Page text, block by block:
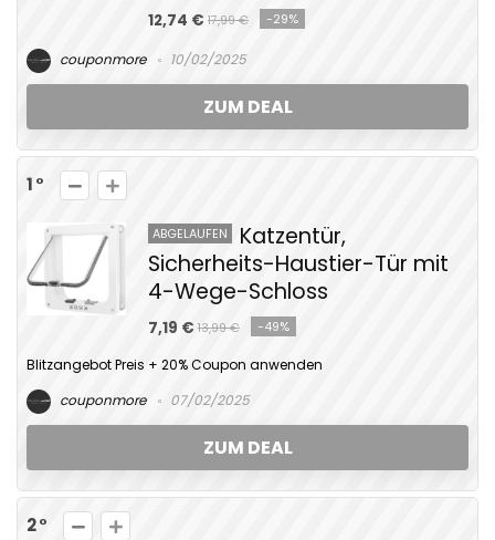
12,74 € 17,99 € -29%
couponmore 10/02/2025
ZUM DEAL
1
ABGELAUFEN
Katzentür,
Sicherheits-Haustier-Tür mit
4-Wege-Schloss
7,19 € 13,99 € -49%
Blitzangebot Preis + 20% Coupon anwenden
couponmore
07/02/2025
ZUM DEAL
2